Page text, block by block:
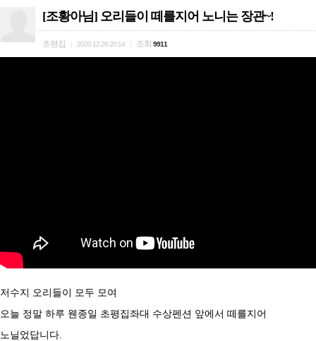
[조황아님] 오리들이 떼를지어 노니는 장관~!
초평집 2020.12.26 20:14 조회 9911
저수지 오리들이 모두 모여
오늘 정말 하루 웬종일 초평집좌대 수상펜션 앞에서 떼를지어
노닐었답니다.